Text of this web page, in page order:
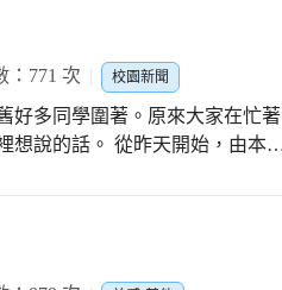
們一直以來的辛勞，老師在學校
苦了，記得坐下來喝杯茶』。
後援家長會
位家委熱情參與，超感動。 #忠
。 #外送箱好吸睛…今年
歐囉！ #照片連結（一）
：771 次 校園新聞
好多同學圍著。原來大家在忙著
天開始，由本月
忠孝國小112年教師節活動